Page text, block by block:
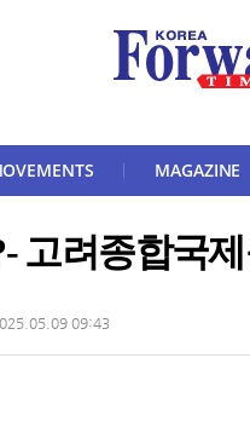
MAGAZINE
고려종합국
09:43